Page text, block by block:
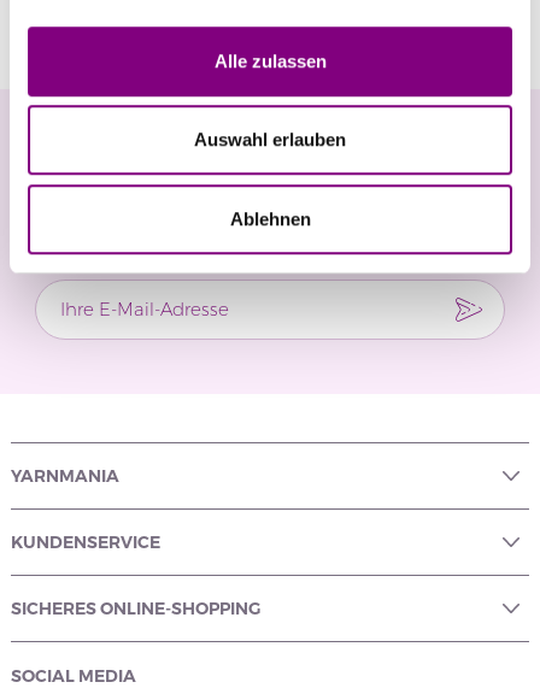
Alle zulassen
Auswahl erlauben
Ablehnen
Newsletter
Angebote.
YARNMANIA
KUNDENSERVICE
SICHERES ONLINE-SHOPPING
SOCIAL MEDIA